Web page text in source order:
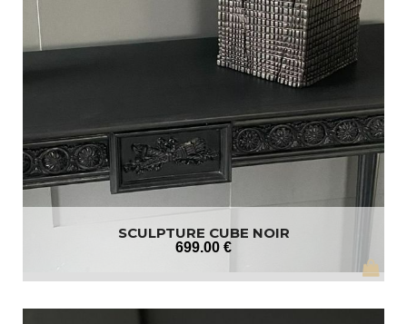
SCULPTURE CUBE NOIR
699.00 €